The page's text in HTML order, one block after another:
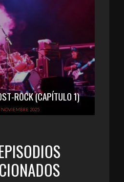
ROCK (CAPÍTULO 1)
NOVIEMBRE 2025